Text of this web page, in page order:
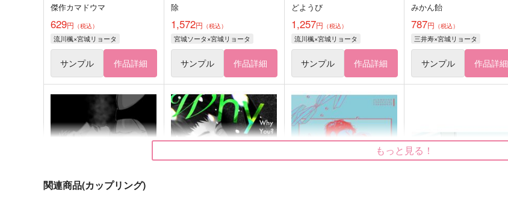
傑作カマドウマ
629円 （税込）
流川楓×宮城リョータ
サンプル 作品詳細
除
1,572円 （税込）
宮城ソータ×宮城リョータ
サンプル 作品詳細
どようび
1,257円 （税込）
流川楓×宮城リョータ
サンプル 作品詳細
みかん飴
787円 （税込）
三井寿×宮城リョータ
サンプル 作品詳細
もっと見る！
関連商品(カップリング)